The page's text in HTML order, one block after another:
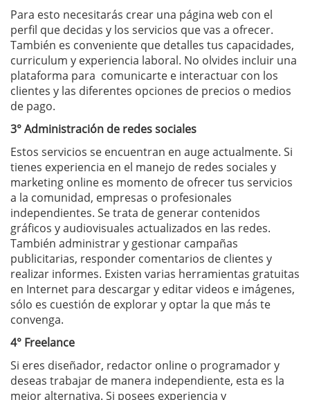
Para esto necesitarás crear una página web con el
perfil que decidas y los servicios que vas a ofrecer.
También es conveniente que detalles tus capacidades,
curriculum y experiencia laboral. No olvides incluir una
plataforma para comunicarte e interactuar con los
clientes y las diferentes opciones de precios o medios
de pago.
3° Administración de redes sociales
Estos servicios se encuentran en auge actualmente. Si
tienes experiencia en el manejo de redes sociales y
marketing online es momento de ofrecer tus servicios
a la comunidad, empresas o profesionales
independientes. Se trata de generar contenidos
gráficos y audiovisuales actualizados en las redes.
También administrar y gestionar campañas
publicitarias, responder comentarios de clientes y
realizar informes. Existen varias herramientas gratuitas
en Internet para descargar y editar videos e imágenes,
sólo es cuestión de explorar y optar la que más te
convenga.
4° Freelance
Si eres diseñador, redactor online o programador y
deseas trabajar de manera independiente, esta es la
mejor alternativa. Si posees experiencia y